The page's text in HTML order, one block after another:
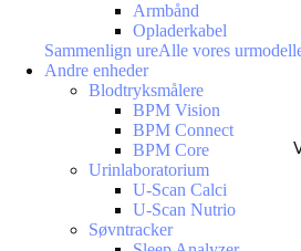
Armbånd
Opladerkabel
Sammenlign ureAlle vores
Andre enheder
Blodtryksmålere
BPM Vision
BPM Connect
BPM Core
Urinlaboratorium
U-Scan Calci
U-Scan Nutrio
Søvntracker